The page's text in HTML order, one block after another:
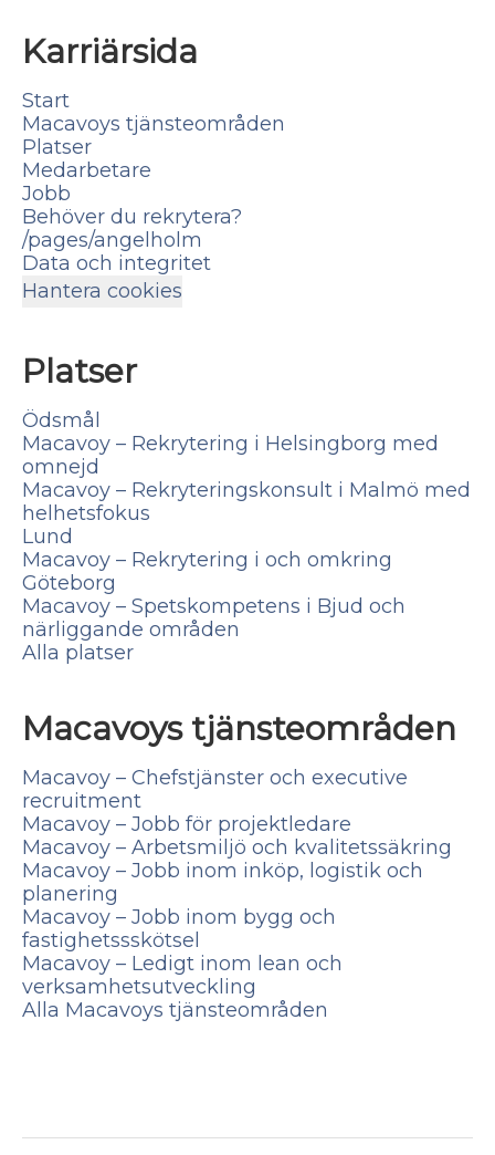
Karriärsida
Start
Macavoys tjänsteområden
Platser
Medarbetare
Jobb
Behöver du rekrytera?
/pages/angelholm
Data och integritet
Hantera cookies
Platser
Ödsmål
Macavoy – Rekrytering i Helsingborg med
omnejd
Macavoy – Rekryteringskonsult i Malmö med
helhetsfokus
Lund
Macavoy – Rekrytering i och omkring
Göteborg
Macavoy – Spetskompetens i Bjud och
närliggande områden
Alla platser
Macavoys tjänsteområden
Macavoy – Chefstjänster och executive
recruitment
Macavoy – Jobb för projektledare
Macavoy – Arbetsmiljö och kvalitetssäkring
Macavoy – Jobb inom inköp, logistik och
planering
Macavoy – Jobb inom bygg och
fastighetssskötsel
Macavoy – Ledigt inom lean och
verksamhetsutveckling
Alla Macavoys tjänsteområden